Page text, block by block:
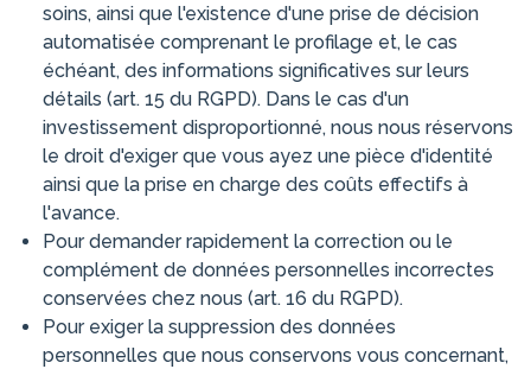
soins, ainsi que l'existence d'une prise de décision
automatisée comprenant le profilage et, le cas
échéant, des informations significatives sur leurs
détails (art. 15 du RGPD). Dans le cas d'un
investissement disproportionné, nous nous réservons
le droit d'exiger que vous ayez une pièce d'identité
ainsi que la prise en charge des coûts effectifs à
l'avance.
Pour demander rapidement la correction ou le
complément de données personnelles incorrectes
conservées chez nous (art. 16 du RGPD).
Pour exiger la suppression des données
personnelles que nous conservons vous concernant,